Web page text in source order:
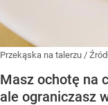
Przekąska na talerzu /
Masz ochotę na
ale ograniczasz